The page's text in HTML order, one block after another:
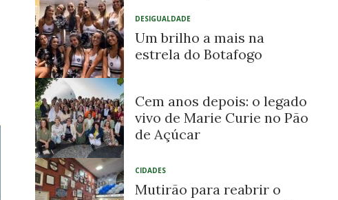
DESIGUALDADE
Um brilho a mais na
estrela do Botafogo
Cem anos depois: o legado
vivo de Marie Curie no Pão
de Açúcar
CIDADES
Mutirão para reabrir o